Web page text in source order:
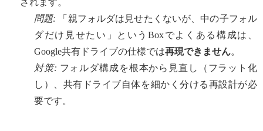
されます。
問題: 「親フォルダは見せたくないが、中の子フォル
ダだけ見せたい」というBoxでよくある構成は、
Google共有ドライブの仕様では再現できません。
対策: フォルダ構成を根本から見直し（フラット化
し）、共有ドライブ自体を細かく分ける再設計が必
要です。